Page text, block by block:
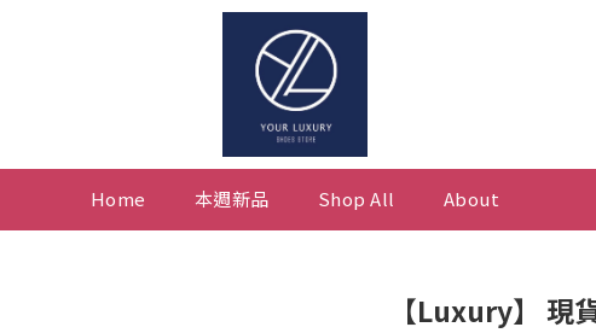
Home 本週新品 Shop All About
【Luxury】 現